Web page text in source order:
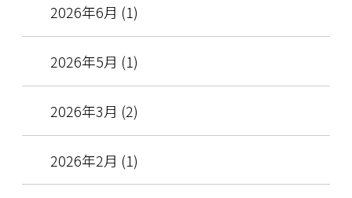
2026年6月 (1)
2026年5月 (1)
2026年3月 (2)
2026年2月 (1)